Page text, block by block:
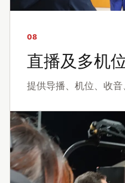
08
直播及多机
提供导播、机位、收音